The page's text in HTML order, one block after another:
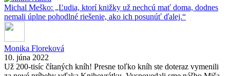
Michal Meško: „Ľudia, ktorí knižky už nechcú mať doma, dodnes
nemali úplne pohodlné riešenie, ako ich posunúť ďalej.“
Monika Floreková
10. júna 2022
Už 200-tisíc čítaných kníh! Presne toľko kníh ste doteraz vymenili